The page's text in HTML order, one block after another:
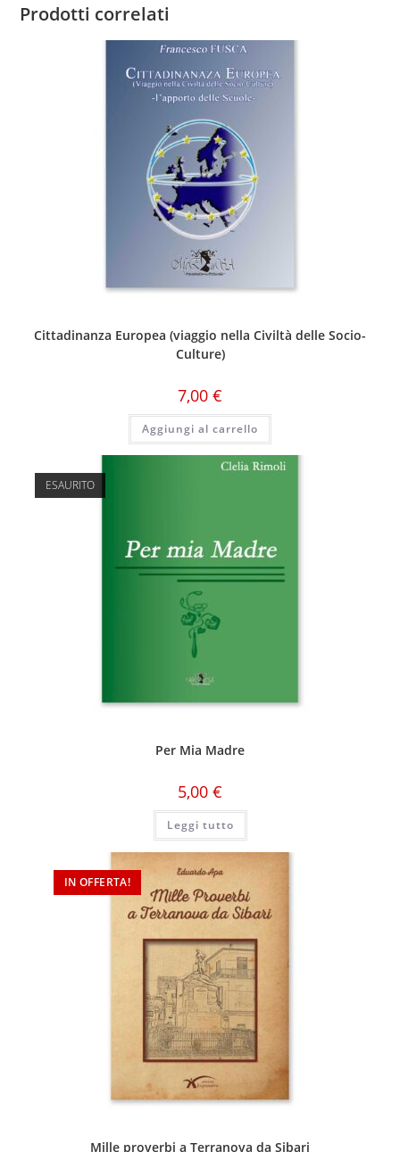
Prodotti correlati
Cittadinanza Europea (viaggio nella Civiltà delle Socio-
Culture)
7,00 €
Aggiungi al carrello
ESAURITO
Per Mia Madre
5,00 €
Leggi tutto
IN OFFERTA!
Mille proverbi a Terranova da Sibari